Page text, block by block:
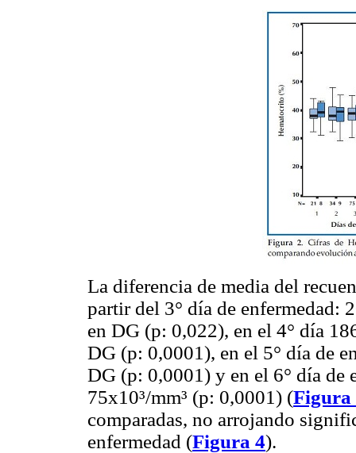
La diferencia de media del
partir del 3° día de enfermedad:
en DG (p: 0,022), en el 4° día
DG (p: 0,0001), en el 5° día de
DG (p: 0,0001) y en el 6° día de
75x10³/mm³ (p: 0,0001) (Figura
comparadas, no arrojando
enfermedad (Figura 4).